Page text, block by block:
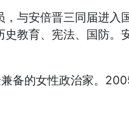
与安倍晋三同届进入
教育、宪法、国防。
的女性政治家。